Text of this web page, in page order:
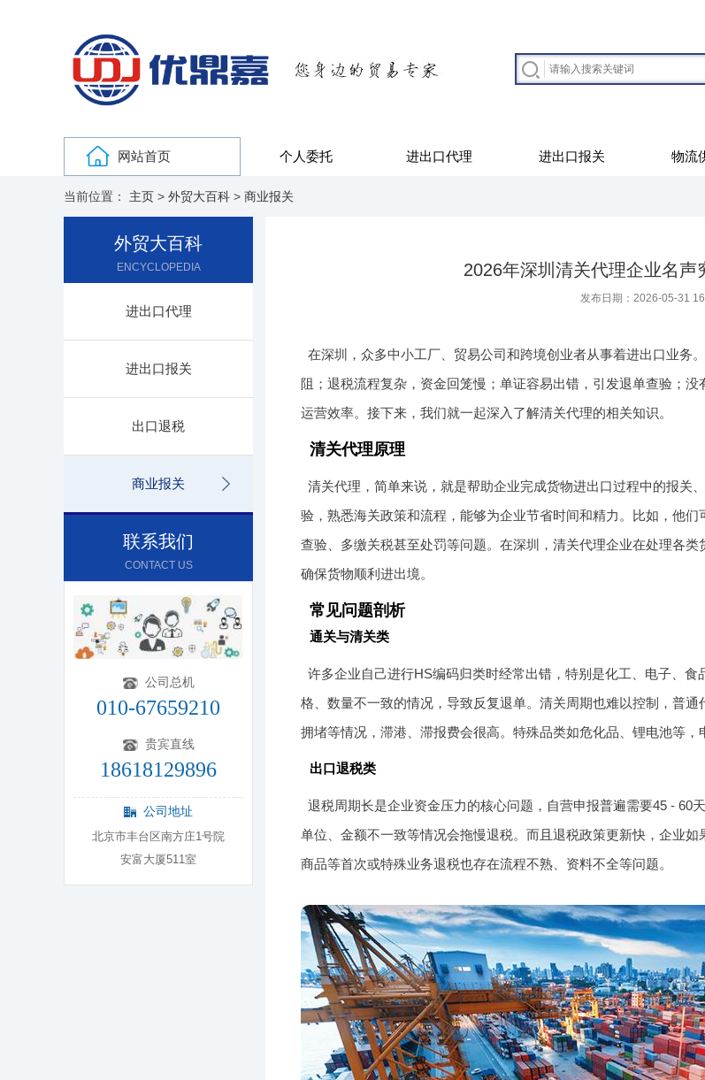
网站首页 个人委托 进出口代理 进出口报关 物流
当前位置： 主页 > 外贸大百科 > 商业报关
外贸大百科
ENCYCLOPEDIA
进出口代理
进出口报关
出口退税
商业报关
联系我们
CONTACT US
公司总机
010-67659210
贵宾直线
18618129896
公司地址
北京市丰台区南方庄1号院
安富大厦511室
2026年深圳清关代理企业名声
发布日期：2026-05-31
在深圳，众多中小工厂、贸易公司和跨境创业者从事着进出口业务
阻；退税流程复杂，资金回笼慢；单证容易出错，引发退单查验；
运营效率。接下来，我们就一起深入了解清关代理的相关知识。
清关代理原理
清关代理，简单来说，就是帮助企业完成货物进出口过程中的报关
验，熟悉海关政策和流程，能够为企业节省时间和精力。比如，他
查验、多缴关税甚至处罚等问题。在深圳，清关代理企业在处理各
确保货物顺利进出境。
常见问题剖析
通关与清关类
许多企业自己进行HS编码归类时经常出错，特别是化工、电子、
格、数量不一致的情况，导致反复退单。清关周期也难以控制，普
拥堵等情况，滞港、滞报费会很高。特殊品类如危化品、锂电池等，
出口退税类
退税周期长是企业资金压力的核心问题，自营申报普遍需要45 - 60
单位、金额不一致等情况会拖慢退税。而且退税政策更新快，企业
商品等首次或特殊业务退税也存在流程不熟、资料不全等问题。